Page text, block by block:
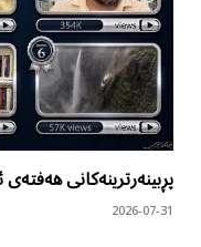
پڕبینەرترینەکانی
2026-07-31